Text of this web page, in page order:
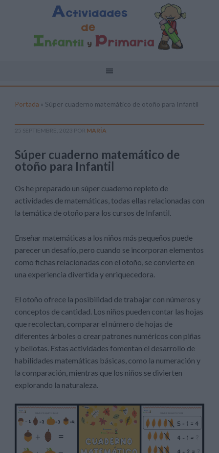
Portada » Súper cuaderno matemático de otoño para Infantil
25 SEPTIEMBRE, 2023 POR MARÍA
Súper cuaderno matemático de
otoño para Infantil
Os he preparado un súper cuaderno repleto de
actividades de matemáticas, todas ellas relacionadas con
la temática de otoño para los cursos de Infantil.
Enseñar matemáticas a los niños más pequeños puede
parecer un desafío, pero cuando se incorporan elementos
como fichas relacionadas con el otoño, se convierte en
una experiencia divertida y enriquecedora.
El otoño ofrece la posibilidad de trabajar con números y
conceptos de cantidad. Los niños pueden contar las hojas
que recolectan, comparar el número de hojas de
diferentes árboles o crear patrones numéricos con piñas
y bellotas. Estas actividades fomentan el desarrollo de
habilidades matemáticas básicas, como la numeración y
la comparación, mientras que los niños se divierten
explorando la naturaleza.